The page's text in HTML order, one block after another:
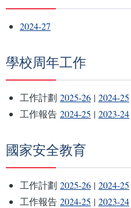
2024-27
學校周年工作
工作計劃 2025-26 | 2024-25
工作報告 2024-25 | 2023-24
國家安全教育
工作計劃 2025-26 | 2024-25
工作報告 2024-25 | 2023-24